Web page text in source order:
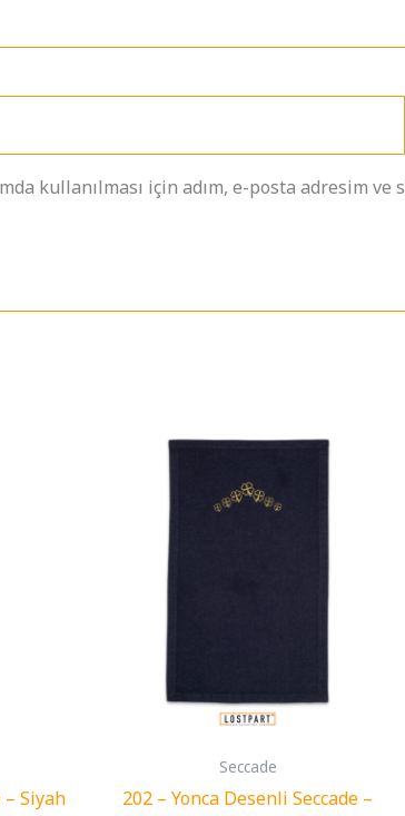
kullanılması için adım, e-posta adresim ve
Siyah
Seccade
202 – Yonca Desenli Seccade –